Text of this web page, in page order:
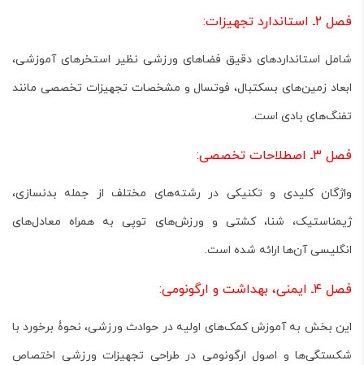
فصل ۲ـ استاندارد تجهیزات:
شامل استانداردهای دقیق فضاهای ورزشی نظیر استخرهای آموزشی،
ابعاد زمین‌های بسکتبال، فوتسال و مشخصات تجهیزات تخصصی مانند
تفنگ‌های بادی است.
فصل ۳ـ اصطلاحات تخصصی:
واژگان کلیدی و تکنیکی در رشته‌های مختلف از جمله بدنسازی،
ژیمناستیک، شنا، کشتی و ورزش‌های توپی به همراه معادل‌های
انگلیسی آن‌ها ارائه شده است.
فصل ۴ـ ایمنی، بهداشت و ارگونومی:
این بخش به آموزش کمک‌های اولیه در حوادث ورزشی، نحوۀ برخورد با
شکستگی‌ها و اصول ارگونومی در طراحی تجهیزات ورزشی اختصاص